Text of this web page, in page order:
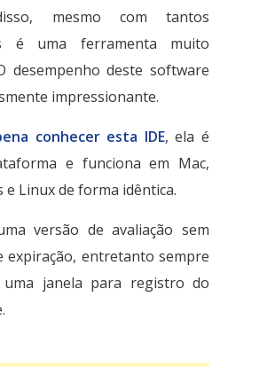
mesmo com tantos
é uma ferramenta muito
desempenho deste software
impressionante.
conhecer esta IDE, ela é
e funciona em Mac,
e Linux de forma idêntica.
versão de avaliação sem
expiração, entretanto sempre
uma janela para registro do